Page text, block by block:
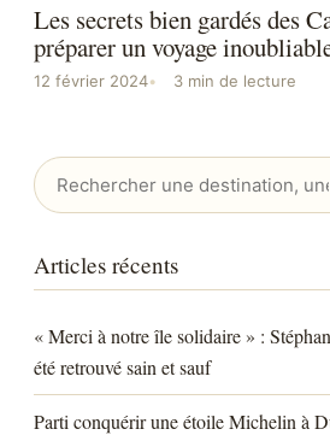
Les secrets bien gardés des
préparer un voyage
12 février 2024 3 min de lecture
Rechercher
:
Articles récents
« Merci à notre île solidaire » :
été retrouvé sain et sauf
Parti conquérir une étoile Michelin à